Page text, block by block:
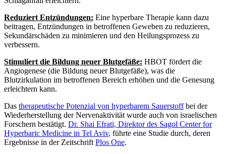
Reduziert Entzündungen: Eine hyperbare Therapie kann dazu
beitragen, Entzündungen in betroffenen Geweben zu reduzieren,
Sekundärschäden zu minimieren und den Heilungsprozess zu
verbessern.
Stimuliert die Bildung neuer Blutgefäße: HBOT fördert die
Angiogenese (die Bildung neuer Blutgefäße), was die
Blutzirkulation im betroffenen Bereich erhöhen und die Genesung
erleichtern kann.
Das therapeutische Potenzial von hyperbarem Sauerstoffbei der
Wiederherstellung der Nervenaktivität wurde auch von israelischen
Forschern bestätigt. Dr. Shai Efrati, Direktor des Sagol Center for
Hyperbaric Medicine in Tel Aviv, führte eine Studie durch, deren
Ergebnisse in der Zeitschrift Plos One.